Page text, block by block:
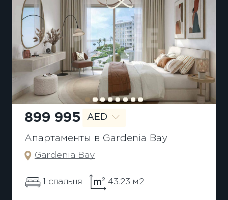
899 995 AED
Апартаменты в Gardenia Bay
Gardenia Bay
1 спальня 43.23 м2